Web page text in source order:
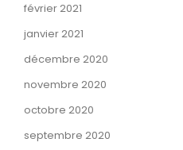
février 2021
janvier 2021
décembre 2020
novembre 2020
octobre 2020
septembre 2020